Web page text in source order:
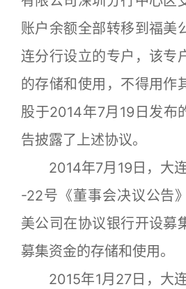
账户余额全部转移到福美
连分行设立的专户，该专
的存储和使用，不得用作
股于2014年7月19日发布
告披露了上述协议。
2014年7月19日，大连
-22号《董事会决议公告
美公司在协议银行开设募
募集资金的存储和使用。
2015年1月27日，大连